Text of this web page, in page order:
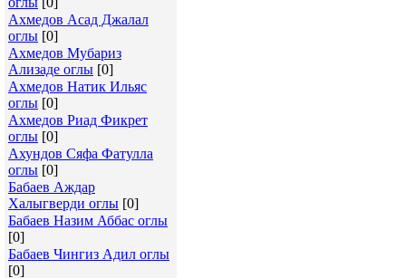
Ахмедов Асад Джалал
оглы [0]
Ахмедов Мубариз
Ализаде оглы [0]
Ахмедов Натик Ильяс
оглы [0]
Ахмедов Риад Фикрет
оглы [0]
Ахундов Сяфа Фатулла
оглы [0]
Бабаев Аждар
Халыгверди оглы [0]
Бабаев Назим Аббас оглы
[0]
Бабаев Чингиз Адил оглы
[0]